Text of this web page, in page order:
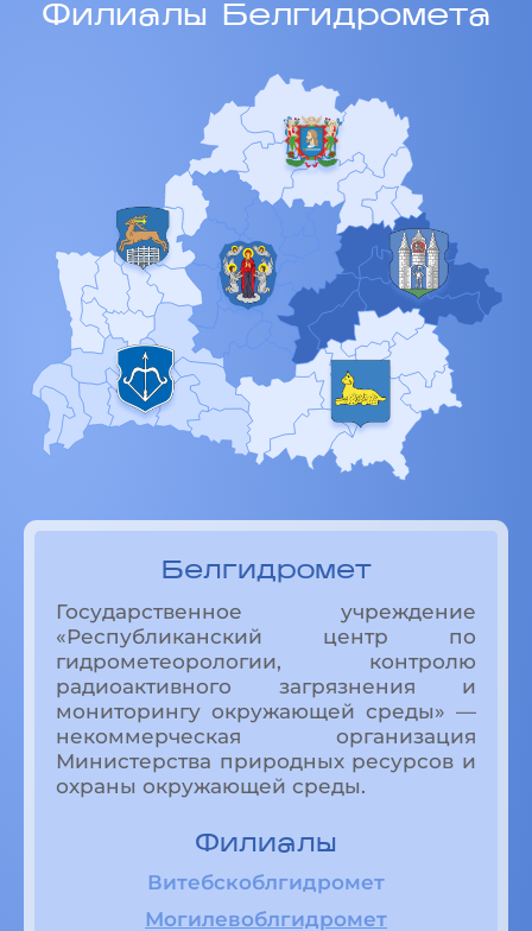
Филиалы Белгидромета
Белгидромет
Государственное учреждение
«Республиканский центр по
гидрометеорологии, контролю
радиоактивного загрязнения и
мониторингу окружающей среды» —
некоммерческая организация
Министерства природных ресурсов и
охраны окружающей среды.
Филиалы
Витебскоблгидромет
Могилевоблгидромет